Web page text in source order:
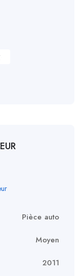
Pièce auto
Moyen
2011